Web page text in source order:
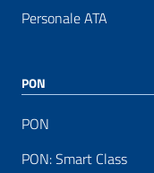
Personale ATA
PON
PON
PON: Smart Class